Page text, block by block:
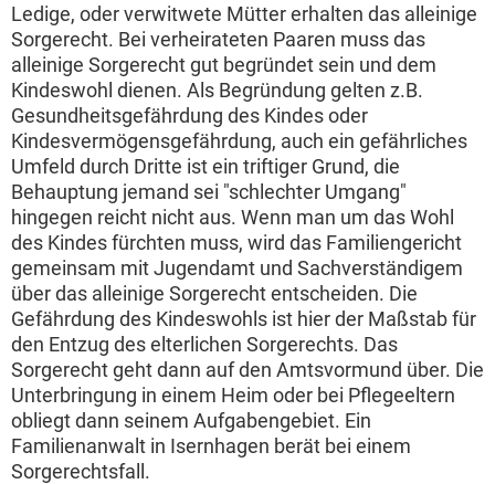
Ledige, oder verwitwete Mütter erhalten das alleinige
Sorgerecht. Bei verheirateten Paaren muss das
alleinige Sorgerecht gut begründet sein und dem
Kindeswohl dienen. Als Begründung gelten z.B.
Gesundheitsgefährdung des Kindes oder
Kindesvermögensgefährdung, auch ein gefährliches
Umfeld durch Dritte ist ein triftiger Grund, die
Behauptung jemand sei "schlechter Umgang"
hingegen reicht nicht aus. Wenn man um das Wohl
des Kindes fürchten muss, wird das Familiengericht
gemeinsam mit Jugendamt und Sachverständigem
über das alleinige Sorgerecht entscheiden. Die
Gefährdung des Kindeswohls ist hier der Maßstab für
den Entzug des elterlichen Sorgerechts. Das
Sorgerecht geht dann auf den Amtsvormund über. Die
Unterbringung in einem Heim oder bei Pflegeeltern
obliegt dann seinem Aufgabengebiet. Ein
Familienanwalt in Isernhagen berät bei einem
Sorgerechtsfall.